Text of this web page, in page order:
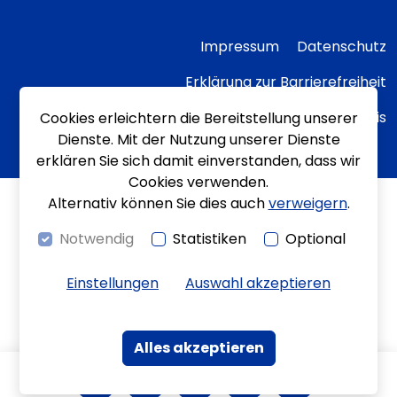
KontrastBewegungen
Leichte Sprache
Kontakt
Impressum
Datenschutz
Erklärung zur Barrierefreiheit
Transparenzhinweis
Cookies erleichtern die Bereitstellung unserer
Dienste. Mit der Nutzung unserer Dienste
erklären Sie sich damit einverstanden, dass wir
Cookies verwenden.
Alternativ können Sie dies auchverweigern.
Notwendig
Statistiken Optional
Einstellungen Auswahl akzeptieren
Alles akzeptieren